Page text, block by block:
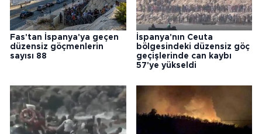
Fas'tan İspanya'ya geçen
düzensiz göçmenlerin
sayısı 88
İspanya'nın Ceuta
bölgesindeki düzensiz göç
geçişlerinde can kaybı
57'ye yükseldi